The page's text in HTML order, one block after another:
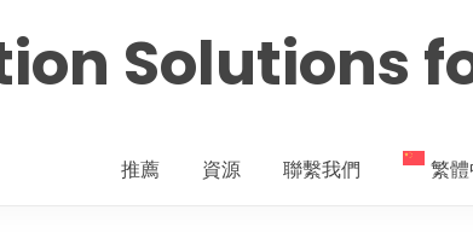
Solutions
推薦 資源 聯繫我們 繁